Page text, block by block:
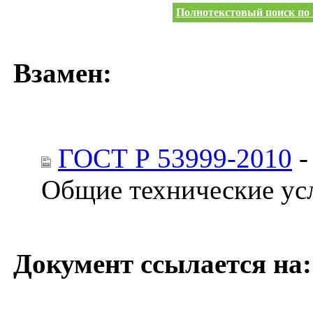
Полнотекстовый поиск по
Взамен:
ГОСТ Р 53999-2010
Общие технические
Документ ссылается на: